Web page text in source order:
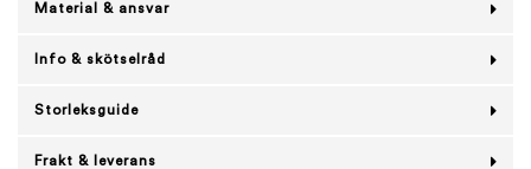
Material & ansvar
Info & skötselråd
Storleksguide
Frakt & leverans